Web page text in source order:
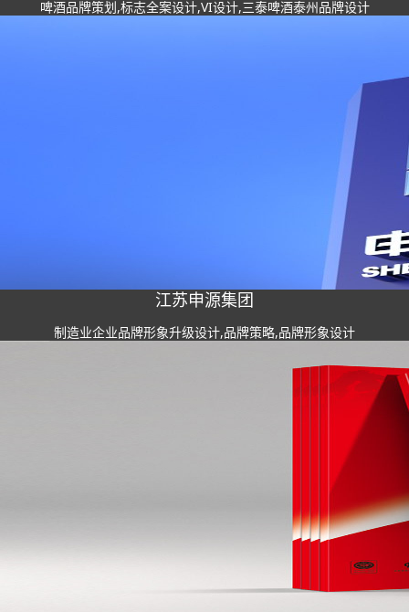
啤酒品牌策划,标志全案设计,VI设计,三泰啤酒泰州品牌设计
江苏申源集团
制造业企业品牌形象升级设计,品牌策略,品牌形象设计